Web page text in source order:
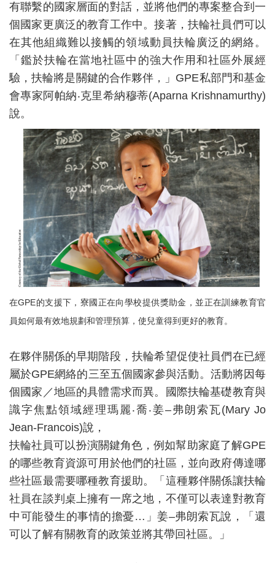
有聯繫的國家層面的對話，並將他們的專案整合到一
個國家更廣泛的教育工作中。接著，扶輪社員們可以
在其他組織難以接觸的領域動員扶輪廣泛的網絡。
「鑑於扶輪在當地社區中的強大作用和社區外展經
驗，扶輪將是關鍵的合作夥伴，」GPE私部門和基金
會專家阿帕納‧克里希納穆蒂(Aparna Krishnamurthy)
說。
在GPE的支援下，寮國正在向學校提供獎助金，並正在訓練教育官
員如何最有效地規劃和管理預算，使兒童得到更好的教育。
在夥伴關係的早期階段，扶輪希望促使社員們在已經
屬於GPE網絡的三至五個國家參與活動。活動將因每
個國家／地區的具體需求而異。國際扶輪基礎教育與
識字焦點領域經理瑪麗‧喬‧姜–弗朗索瓦(Mary Jo
Jean-Francois)說，
扶輪社員可以扮演關鍵角色，例如幫助家庭了解GPE
的哪些教育資源可用於他們的社區，並向政府傳達哪
些社區最需要哪種教育援助。「這種夥伴關係讓扶輪
社員在談判桌上擁有一席之地，不僅可以表達對教育
中可能發生的事情的擔憂…」姜–弗朗索瓦說，「還
可以了解有關教育的政策並將其帶回社區。」